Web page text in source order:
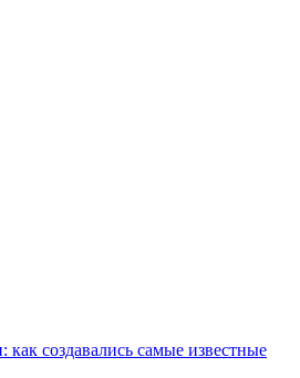
как создавались самые известные